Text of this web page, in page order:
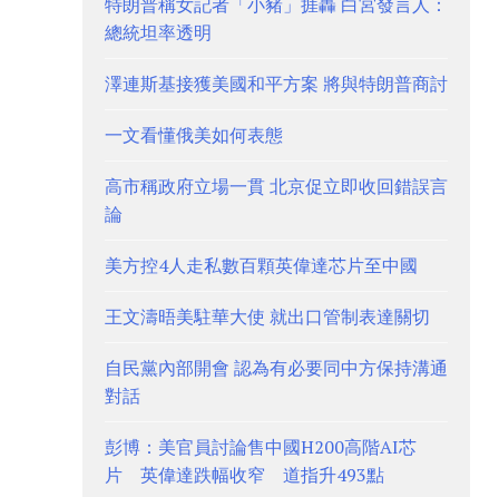
總統坦率透明
澤連斯基接獲美國和平方案 將與特朗普商討
一文看懂俄美如何表態
高市稱政府立場一貫 北京促立即收回錯誤言
論
美方控4人走私數百顆英偉達芯片至中國
王文濤晤美駐華大使 就出口管制表達關切
自民黨內部開會 認為有必要同中方保持溝通
對話
彭博：美官員討論售中國H200高階AI芯
片 英偉達跌幅收窄 道指升493點